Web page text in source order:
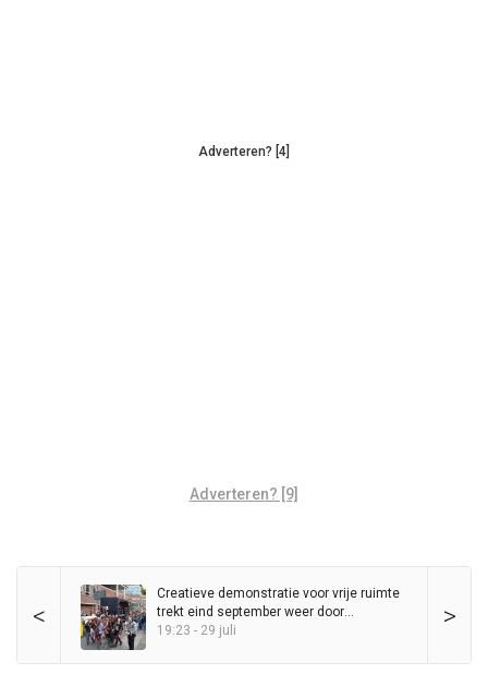
Adverteren? [4]
Adverteren? [9]
< >
Creatieve demonstratie voor vrije ruimte
trekt eind september weer door
binnenstad
19:23 - 29 juli